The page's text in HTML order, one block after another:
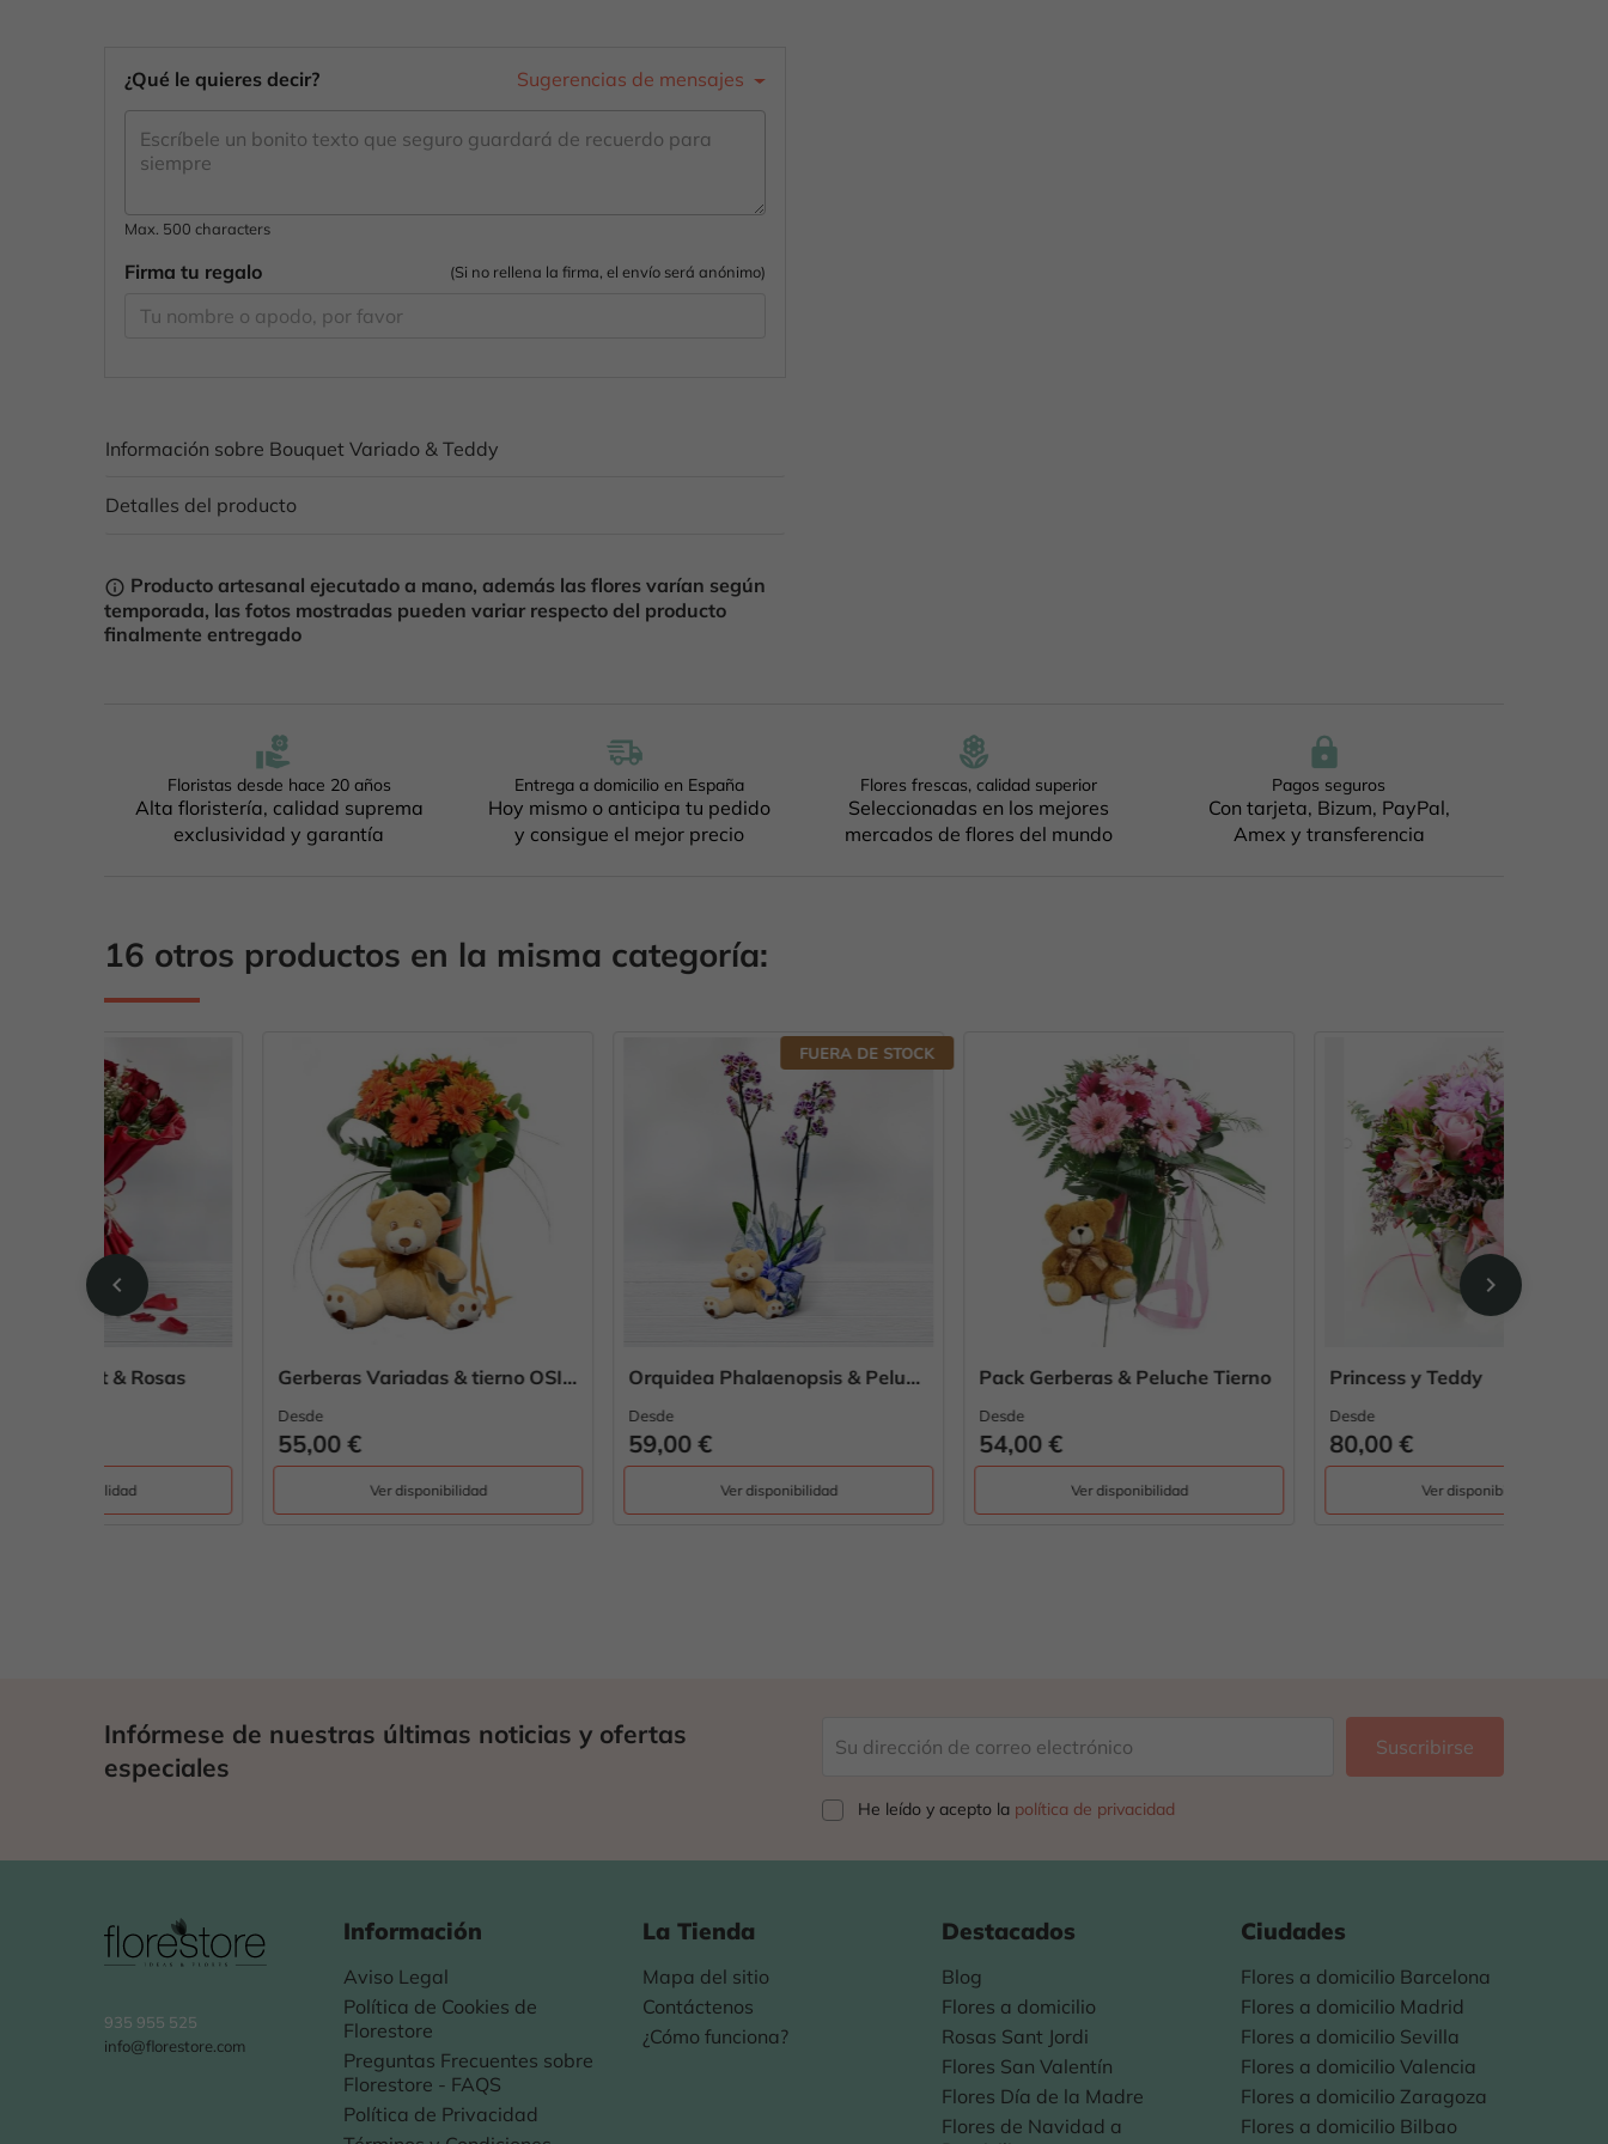
¿Qué le quieres decir? Sugerencias de mensajes
Max. 500 characters
Firma tu regalo (Si no rellena la firma, el envío será anónimo)
Información sobre Bouquet Variado & Teddy
Detalles del producto
info_outline Producto artesanal ejecutado a mano, además las flores varían según
temporada, las fotos mostradas pueden variar respecto del producto
finalmente entregado
Floristas desde hace 20 años
Alta floristería, calidad suprema
exclusividad y garantía
Entrega a domicilio en España
Hoy mismo o anticipa tu pedido
y consigue el mejor precio
Flores frescas, calidad superior
Seleccionadas en los mejores
mercados de flores del mundo
Pagos seguros
Con tarjeta, Bizum, PayPal,
Amex y transferencia
16 otros productos en la misma categoría:
chevron_left
Gerberas Variadas & tierno OSITO Orquidea Phalaenopsis & Peluche
FUERA DE STOCK
Pack Gerberas & Peluche Tierno Princess y Teddy
chevron_right
Infórmese de nuestras últimas noticias y ofertas
especiales
He leído y acepto la política de privacidad
935 955 525
info@florestore.com
Información
Aviso Legal
Política de Cookies de
Florestore
Preguntas Frecuentes sobre
Florestore - FAQS
Política de Privacidad
La Tienda
Mapa del sitio
Contáctenos
¿Cómo funciona?
Destacados
Blog
Flores a domicilio
Rosas Sant Jordi
Flores San Valentín
Flores Día de la Madre
Flores de Navidad a
Ciudades
Flores a domicilio Barcelona
Flores a domicilio Madrid
Flores a domicilio Sevilla
Flores a domicilio Valencia
Flores a domicilio Zaragoza
Flores a domicilio Bilbao